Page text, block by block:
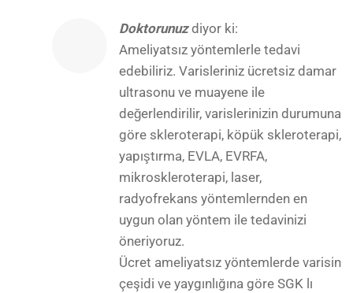
Doktorunuz diyor ki:
Ameliyatsız yöntemlerle tedavi
edebiliriz. Varisleriniz ücretsiz damar
ultrasonu ve muayene ile
değerlendirilir, varislerinizin durumuna
göre skleroterapi, köpük skleroterapi,
yapıştırma, EVLA, EVRFA,
mikroskleroterapi, laser,
radyofrekans yöntemlernden en
uygun olan yöntem ile tedavinizi
öneriyoruz.
Ücret ameliyatsız yöntemlerde varisin
çeşidi ve yaygınlığına göre SGK lı